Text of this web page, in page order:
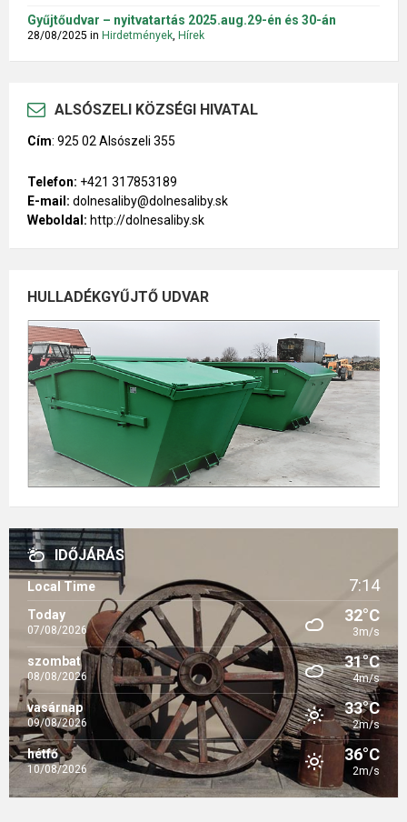
Gyűjtőudvar – nyitvatartás 2025.aug.29-én és 30-án
28/08/2025 in Hirdetmények, Hírek
ALSÓSZELI KÖZSÉGI HIVATAL
Cím: 925 02 Alsószeli 355
Telefon: +421 317853189
E-mail: dolnesaliby@dolnesaliby.sk
Weboldal: http://dolnesaliby.sk
HULLADÉKGYŰJTŐ UDVAR
IDŐJÁRÁS
Local Time 7:14
Today
07/08/2026
32°C
3m/s
szombat
08/08/2026
31°C
4m/s
vasárnap
09/08/2026
33°C
2m/s
hétfő
10/08/2026
36°C
2m/s